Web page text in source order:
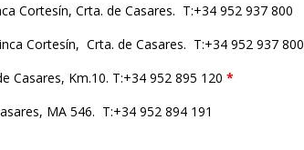
Cortesín, Crta. de Casares. T:+34 952 937 800
Cortesín, Crta. de Casares. T:+34 952 937 800
Casares, Km.10. T:+34 952 895 120*
MA 546. T:+34 952 894 191